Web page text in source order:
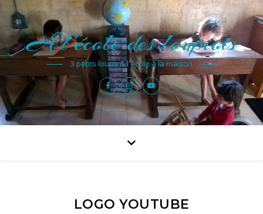
A l'école des loupiots
3 petits loups & l'école à la maison
LOGO YOUTUBE